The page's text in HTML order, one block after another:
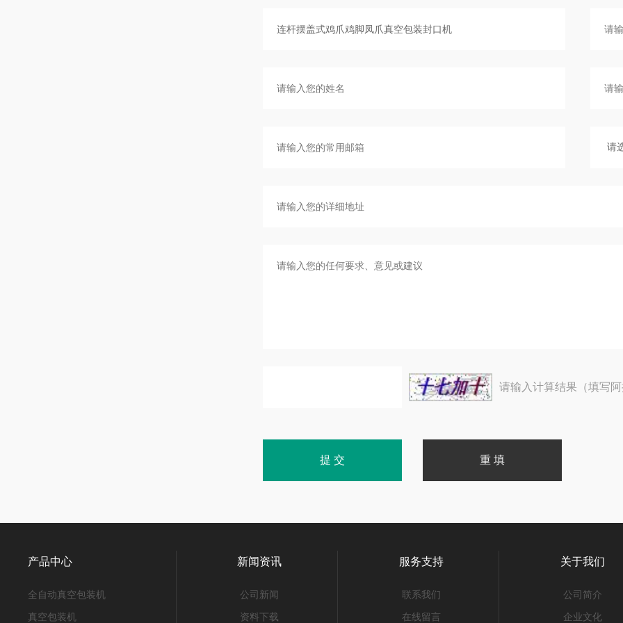
请输入计算结果（填写
产品中心
全自动真空包装机
真空包装机
新闻资讯
公司新闻
资料下载
服务支持
联系我们
在线留言
关于我们
公司简介
企业文化